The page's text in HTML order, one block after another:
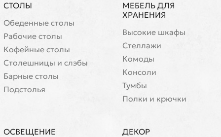
СТОЛЫ
Обеденные столы
Рабочие столы
Кофейные столы
Cтолешницы и слэбы
Барные столы
Подстолья
МЕБЕЛЬ ДЛЯ
ХРАНЕНИЯ
Высокие шкафы
Стеллажи
Комоды
Консоли
Тумбы
Полки и крючки
ОСВЕЩЕНИЕ
ДЕКОР